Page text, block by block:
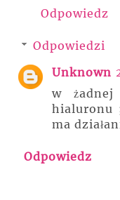
Odpowiedz
Odpowiedzi
Unknown
w
hialuronu
ma
Odpowiedz